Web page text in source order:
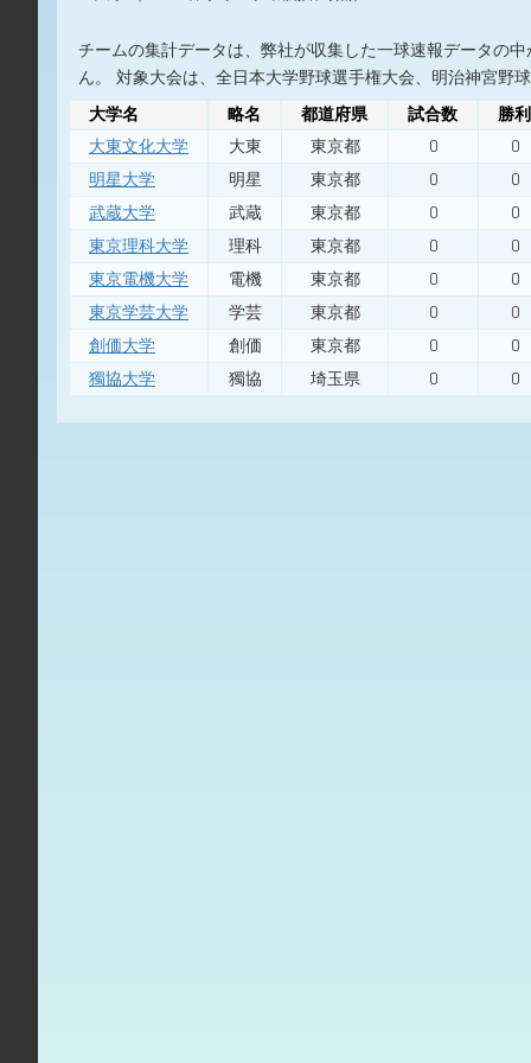
チームの集計データは、弊社が収集した一球速報データの
ん。 対象大会は、全日本大学野球選手権大会、明治神宮野
大学名 略名 都道府県 試合数
勝利
大東文化大学
大東 東京都 0
0
明星大学
明星 東京都 0
0
武蔵大学
武蔵 東京都 0
0
東京理科大学
理科 東京都 0
0
東京電機大学
電機 東京都 0
0
東京学芸大学
学芸 東京都 0
0
創価大学
創価 東京都 0
0
獨協大学
獨協 埼玉県 0 0